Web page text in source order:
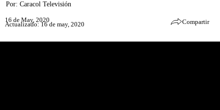
Por: Caracol Televisión
16 de May, 2020
Actualizado: 16 de may, 2020 Compartir